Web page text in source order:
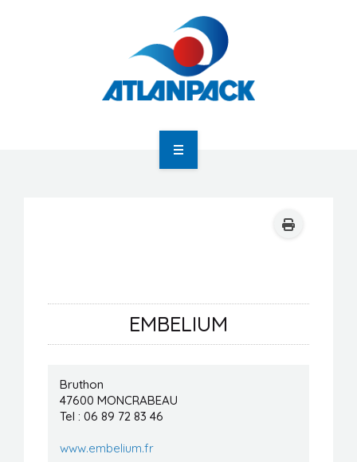
Formations
EMBELIUM
Bruthon
47600 MONCRABEAU
Tel : 06 89 72 83 46
www.embelium.fr